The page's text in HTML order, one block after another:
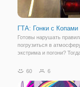
ГТА: Гонки с Копами
Готовы нарушать
погрузиться в
экстрима и погони?
"ГТА: Гонки с Копами
свои навыки ловкости.
60 6